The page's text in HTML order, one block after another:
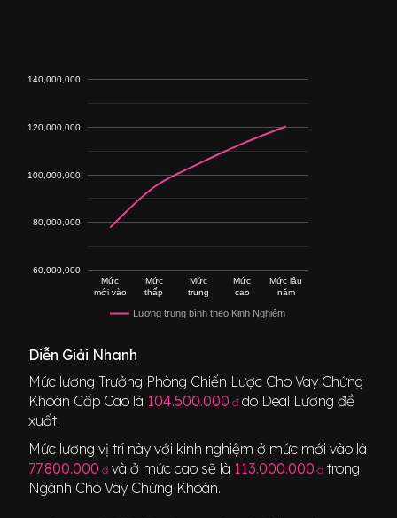
Lương trung bình theo Kinh Nghiệm
Mức
mới vào
Mức
thấp
Mức
trung
Mức
cao
Mức lâu
năm
60,000,000
80,000,000
100,000,000
120,000,000
140,000,000
Diễn Giải Nhanh
Mức lươngTrưởng Phòng Chiến Lược Cho Vay Chứng
Khoán Cấp Cao là 104.500.000 đdo Deal Lương đề
xuất.
Mức lương vị trí này với kinh nghiệm ở mức mới vào là
77.800.000 đ và ở mức cao sẽ là 113.000.000 đ trong
Ngành Cho Vay Chứng Khoán.